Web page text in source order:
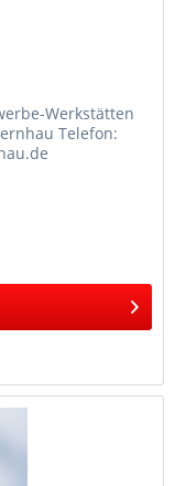
Werkstätten
Telefon: